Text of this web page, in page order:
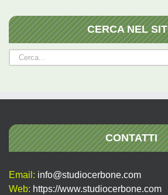
CERCA NEL
Cerca
per:
CONTATTI
Email: info@studiocerbone.com
Web: https://www.studiocerbone.com